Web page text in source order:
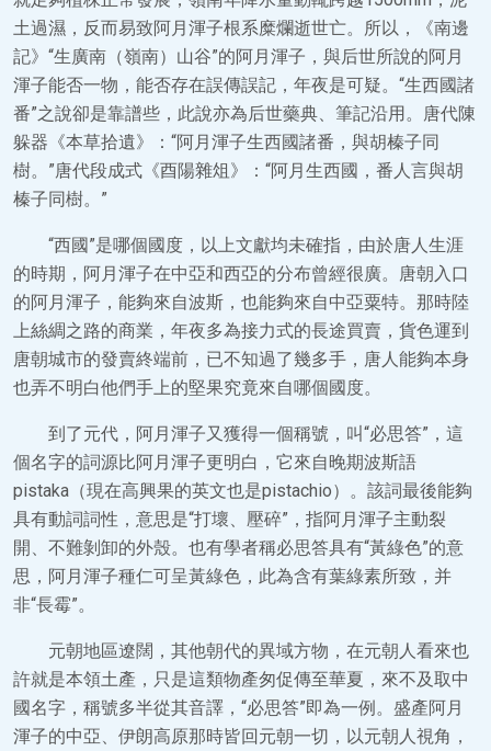
土過濕，反而易致阿月渾子根系糜爛逝世亡。所以，《南邊
記》“生廣南（嶺南）山谷”的阿月渾子，與后世所說的阿月
渾子能否一物，能否存在誤傳誤記，年夜是可疑。“生西國諸
番”之說卻是靠譜些，此說亦為后世藥典、筆記沿用。唐代陳
躲器《本草拾遺》：“阿月渾子生西國諸番，與胡榛子同
樹。”唐代段成式《酉陽雜俎》：“阿月生西國，番人言與胡
榛子同樹。”
“西國”是哪個國度，以上文獻均未確指，由於唐人生涯
的時期，阿月渾子在中亞和西亞的分布曾經很廣。唐朝入口
的阿月渾子，能夠來自波斯，也能夠來自中亞粟特。那時陸
上絲綢之路的商業，年夜多為接力式的長途買賣，貨色運到
唐朝城市的發賣終端前，已不知過了幾多手，唐人能夠本身
也弄不明白他們手上的堅果究竟來自哪個國度。
到了元代，阿月渾子又獲得一個稱號，叫“必思答”，這
個名字的詞源比阿月渾子更明白，它來自晚期波斯語
pistaka（現在高興果的英文也是pistachio）。該詞最後能夠
具有動詞詞性，意思是“打壞、壓碎”，指阿月渾子主動裂
開、不難剝卸的外殼。也有學者稱必思答具有“黃綠色”的意
思，阿月渾子種仁可呈黃綠色，此為含有葉綠素所致，并
非“長霉”。
元朝地區遼闊，其他朝代的異域方物，在元朝人看來也
許就是本領土產，只是這類物產匆促傳至華夏，來不及取中
國名字，稱號多半從其音譯，“必思答”即為一例。盛產阿月
渾子的中亞、伊朗高原那時皆回元朝一切，以元朝人視角，